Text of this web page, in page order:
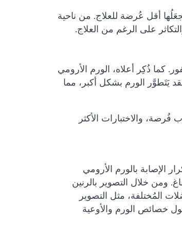
أقل عُرضة للعلاج. من ناحية
على الرغم من العلاج.
كما ذُكِر أعلاه، الورم الأرومي
يَتَطوَّر الورم بشكل أكبر، مما
والاختبارات الأكثر
الإصابة بالورم الأرومي
ومن خلال التصوير بالرنين
المُختلفة، مثل التصوير
خصائص الورم والأوعية